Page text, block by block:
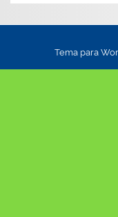
Tema para